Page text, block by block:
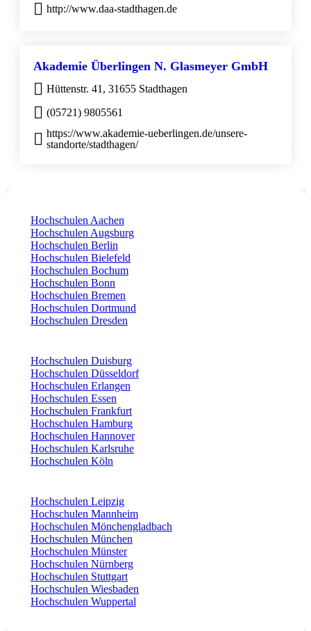
http://www.daa-stadthagen.de
Akademie Überlingen N. Glasmeyer GmbH
Hüttenstr. 41, 31655 Stadthagen
(05721) 9805561
https://www.akademie-ueberlingen.de/unsere-
standorte/stadthagen/
Hochschulen Aachen
Hochschulen Augsburg
Hochschulen Berlin
Hochschulen Bielefeld
Hochschulen Bochum
Hochschulen Bonn
Hochschulen Bremen
Hochschulen Dortmund
Hochschulen Dresden
Hochschulen Duisburg
Hochschulen Düsseldorf
Hochschulen Erlangen
Hochschulen Essen
Hochschulen Frankfurt
Hochschulen Hamburg
Hochschulen Hannover
Hochschulen Karlsruhe
Hochschulen Köln
Hochschulen Leipzig
Hochschulen Mannheim
Hochschulen Mönchengladbach
Hochschulen München
Hochschulen Münster
Hochschulen Nürnberg
Hochschulen Stuttgart
Hochschulen Wiesbaden
Hochschulen Wuppertal